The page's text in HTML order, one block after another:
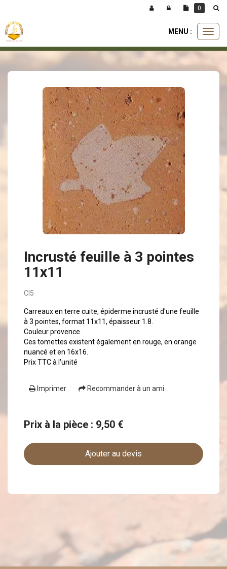
MENU :
carreaux
Incrusté feuille à 3 pointes
11x11
CI5
Carreaux en terre cuite, épiderme incrusté d'une feuille
à 3 pointes, format 11x11, épaisseur 1.8.
Couleur provence.
Ces tomettes existent également en rouge, en orange
nuancé et en 16x16.
Prix TTC à l'unité
Imprimer Recommander à un ami
Prix à la pièce : 9,50 €
Ajouter au devis
0